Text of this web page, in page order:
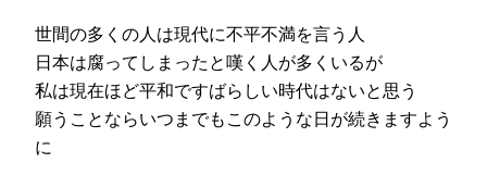
世間の多くの人は現代に不平不満を言う人
日本は腐ってしまったと嘆く人が多くいるが
私は現在ほど平和ですばらしい時代はないと思う
願うことならいつまでもこのような日が続きますよう
に